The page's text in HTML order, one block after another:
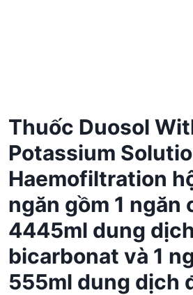
Thuốc Duosol
Potassium
Haemofiltration
ngăn gồm 1 ngăn
4445ml dung dịch
bicarbonat và 1
555ml dung dịch